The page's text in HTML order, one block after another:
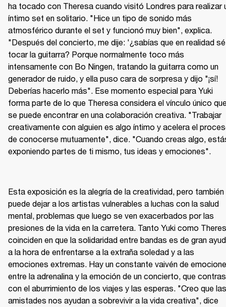
ha tocado con Theresa cuando visitó Londres para realizar
íntimo set en solitario. "Hice un tipo de sonido más
atmosférico durante el set y funcionó muy bien", explica.
"Después del concierto, me dije: '¿sabías que en realidad sé
tocar la guitarra? Porque normalmente toco más
intensamente con Bo Ningen, tratando la guitarra como un
generador de ruido, y ella puso cara de sorpresa y dijo "¡sí!
Deberías hacerlo más". Ese momento especial para Yuki
forma parte de lo que Theresa considera el vínculo único
se puede encontrar en una colaboración creativa. "Trabajar
creativamente con alguien es algo íntimo y acelera el
de conocerse mutuamente", dice. "Cuando creas algo,
exponiendo partes de ti mismo, tus ideas y emociones".
Esta exposición es la alegría de la creatividad, pero también
puede dejar a los artistas vulnerables a luchas con la salud
mental, problemas que luego se ven exacerbados por las
presiones de la vida en la carretera. Tanto Yuki como
coinciden en que la solidaridad entre bandas es de gran
a la hora de enfrentarse a la extraña soledad y a las
emociones extremas. Hay un constante vaivén de
entre la adrenalina y la emoción de un concierto, que
con el aburrimiento de los viajes y las esperas. "Creo que las
amistades nos ayudan a sobrevivir a la vida creativa", dice